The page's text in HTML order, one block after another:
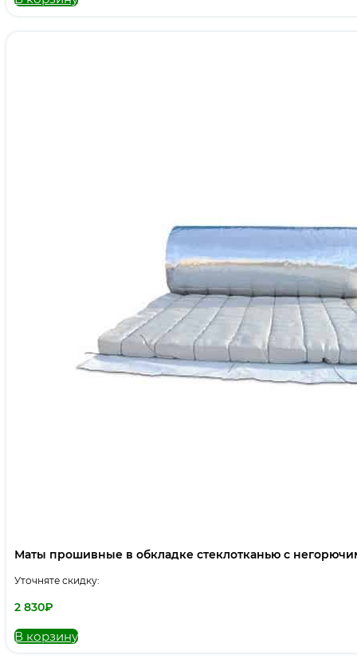
Маты прошивные в обкладке стеклотканью с
Уточняте скидку:
2 830₽
В корзину